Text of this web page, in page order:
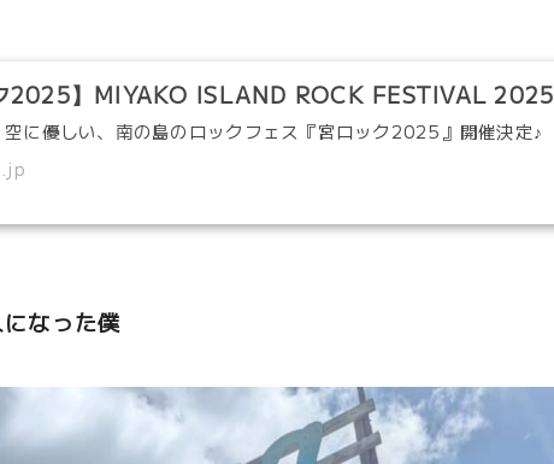
2025】MIYAKO ISLAND ROCK FESTIVAL 2025
なった僕